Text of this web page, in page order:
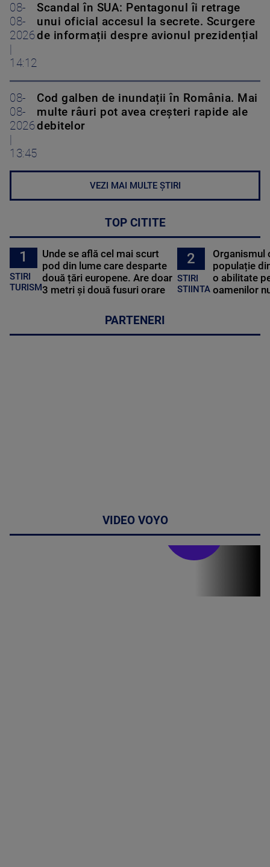
08-
08-
2026
|
14:12
Scandal în SUA: Pentagonul îi retrage
unui oficial accesul la secrete. Scurgere
de informații despre avionul prezidențial
08-
08-
2026
|
13:45
Cod galben de inundații în România. Mai
multe râuri pot avea creșteri rapide ale
debitelor
VEZI MAI MULTE ȘTIRI
TOP CITITE
1
STIRI
TURISM
Unde se află cel mai scurt
pod din lume care desparte
două țări europene. Are doar
3 metri și două fusuri orare
2
STIRI
STIINTA
Organismul
populație
o abilitate
oamenilor
PARTENERI
VIDEO VOYO
Stirile PRO TV